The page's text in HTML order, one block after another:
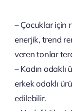
– Çocuklar için
enerjik, trend
veren tonlar
– Kadın
erkek odaklı
edilebilir.